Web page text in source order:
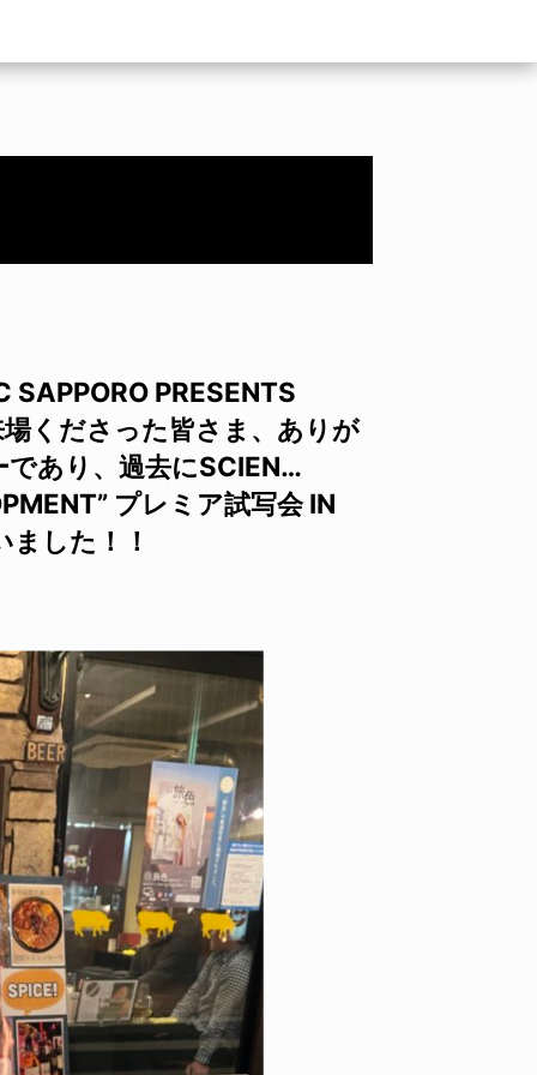
SAPPORO PRESENTS
くださった皆さま、ありが
であり、過去にSCIEN…
プレミア試写会 IN
した！！